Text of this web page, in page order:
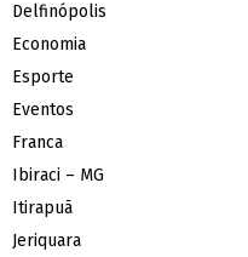
Delfinópolis
Economia
Esporte
Eventos
Franca
Ibiraci – MG
Itirapuã
Jeriquara